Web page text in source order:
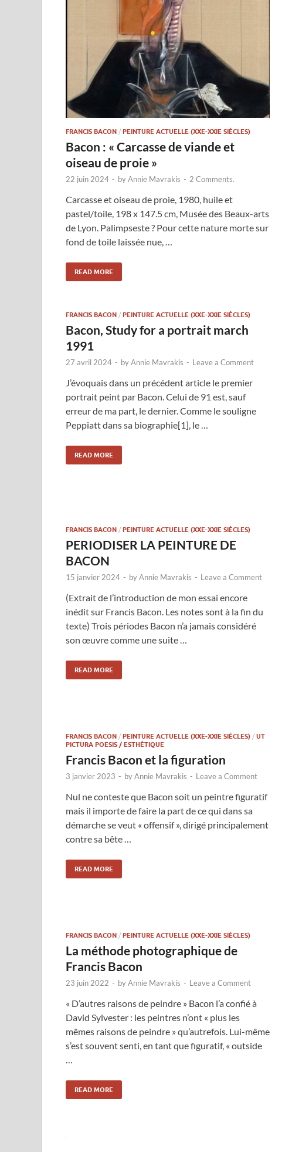
FRANCIS BACON / PEINTURE ACTUELLE (XXE-XXIE SIÈCLES)
Bacon : « Carcasse de viande et
oiseau de proie »
22 juin 2024 - byAnnie Mavrakis - 2 Comments.
Carcasse et oiseau de proie, 1980, huile et
pastel/toile, 198 x 147.5 cm, Musée des Beaux-arts
de Lyon. Palimpseste ? Pour cette nature morte sur
fond de toile laissée nue, …
READ MORE
FRANCIS BACON / PEINTURE ACTUELLE (XXE-XXIE SIÈCLES)
Bacon, Study for a portrait march
1991
27 avril 2024 - byAnnie Mavrakis - Leave a Comment
J’évoquais dans un précédent article le premier
portrait peint par Bacon. Celui de 91 est, sauf
erreur de ma part, le dernier. Comme le souligne
Peppiatt dans sa biographie[1], le …
READ MORE
FRANCIS BACON / PEINTURE ACTUELLE (XXE-XXIE SIÈCLES)
PERIODISER LA PEINTURE DE
BACON
15 janvier 2024 - byAnnie Mavrakis - Leave a Comment
(Extrait de l’introduction de mon essai encore
inédit sur Francis Bacon. Les notes sont à la fin du
texte) Trois périodes Bacon n’a jamais considéré
son œuvre comme une suite …
READ MORE
FRANCIS BACON / PEINTURE ACTUELLE (XXE-XXIE SIÈCLES) / UT
PICTURA POESIS / ESTHÉTIQUE
Francis Bacon et la figuration
3 janvier 2023 - byAnnie Mavrakis - Leave a Comment
Nul ne conteste que Bacon soit un peintre figuratif
mais il importe de faire la part de ce qui dans sa
démarche se veut « offensif », dirigé principalement
contre sa bête …
READ MORE
FRANCIS BACON / PEINTURE ACTUELLE (XXE-XXIE SIÈCLES)
La méthode photographique de
Francis Bacon
23 juin 2022 - byAnnie Mavrakis - Leave a Comment
« D’autres raisons de peindre » Bacon l’a confié à
David Sylvester : les peintres n’ont « plus les
mêmes raisons de peindre » qu’autrefois. Lui-même
s’est souvent senti, en tant que figuratif, « outside
…
READ MORE